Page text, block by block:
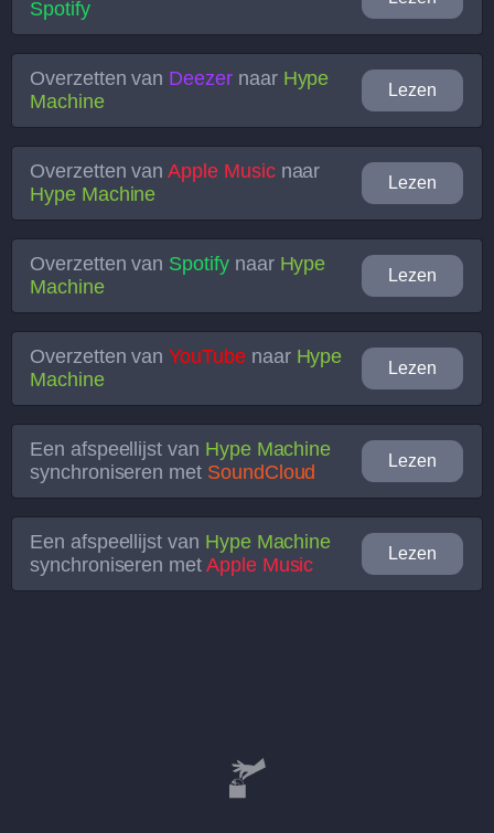
Spotify
Overzetten van Deezernaar Hype
Machine
Lezen
Overzetten vanApple Musicnaar
Hype Machine
Lezen
Overzetten van Spotifynaar Hype
Machine
Lezen
Overzetten vanYouTubenaar Hype
Machine
Lezen
Een afspeellijst van Hype Machine
synchroniseren met SoundCloud
Lezen
Een afspeellijst van Hype Machine
synchroniseren met Apple Music
Lezen